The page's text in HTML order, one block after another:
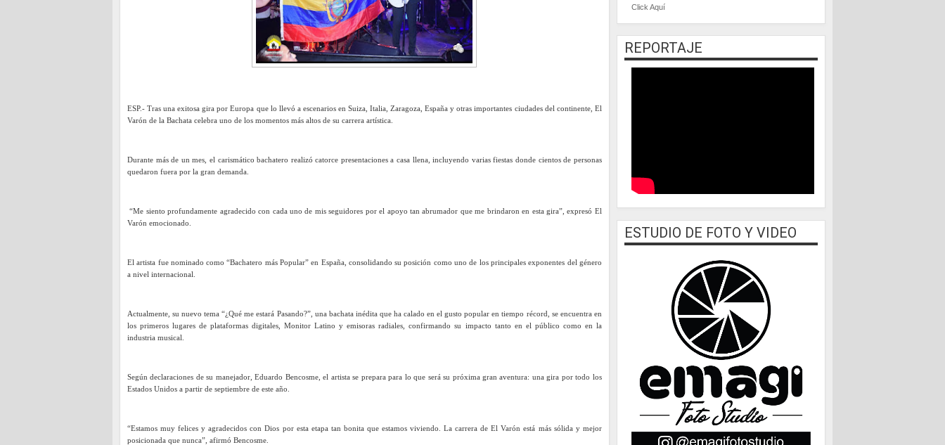
ESP.- Tras una exitosa gira por Europa que lo llevó a escenarios en Suiza, Italia, Zaragoza, España y otras importantes ciudades del continente, El
Varón de la Bachata celebra uno de los momentos más altos de su carrera artística.
Durante más de un mes, el carismático bachatero realizó catorce presentaciones a casa llena, incluyendo varias fiestas donde cientos de personas
quedaron fuera por la gran demanda.
“Me siento profundamente agradecido con cada uno de mis seguidores por el apoyo tan abrumador que me brindaron en esta gira”, expresó El
Varón emocionado.
El artista fue nominado como “Bachatero más Popular” en España, consolidando su posición como uno de los principales exponentes del género
a nivel internacional.
Actualmente, su nuevo tema “¿Qué me estará Pasando?”, una bachata inédita que ha calado en el gusto popular en tiempo récord, se encuentra en
los primeros lugares de plataformas digitales, Monitor Latino y emisoras radiales, confirmando su impacto tanto en el público como en la
industria musical.
Según declaraciones de su manejador, Eduardo Bencosme, el artista se prepara para lo que será su próxima gran aventura: una gira por todo los
Estados Unidos a partir de septiembre de este año.
“Estamos muy felices y agradecidos con Dios por esta etapa tan bonita que estamos viviendo. La carrera de El Varón está más sólida y mejor
posicionada que nunca”, afirmó Bencosme.
Click Aquí
REPORTAJE
ESTUDIO DE FOTO Y VIDEO